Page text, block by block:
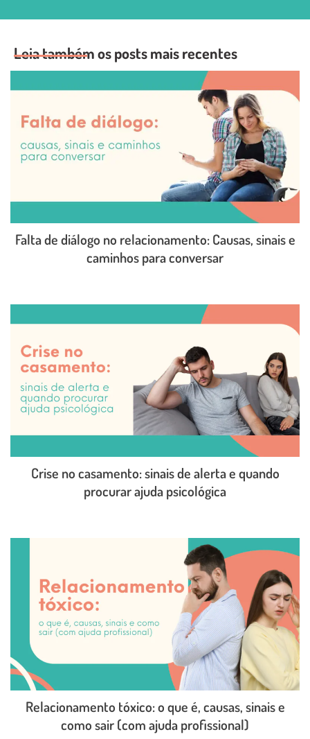
Leia também os posts mais recentes
Falta de diálogo no relacionamento: Causas, sinais e
caminhos para conversar
Crise no casamento: sinais de alerta e quando
procurar ajuda psicológica
Relacionamento tóxico: o que é, causas, sinais e
como sair (com ajuda profissional)